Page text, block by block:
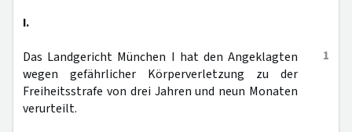
I.
1
Das Landgericht München I hat den Angeklagten
wegen gefährlicher Körperverletzung zu der
Freiheitsstrafe von drei Jahren und neun Monaten
verurteilt.